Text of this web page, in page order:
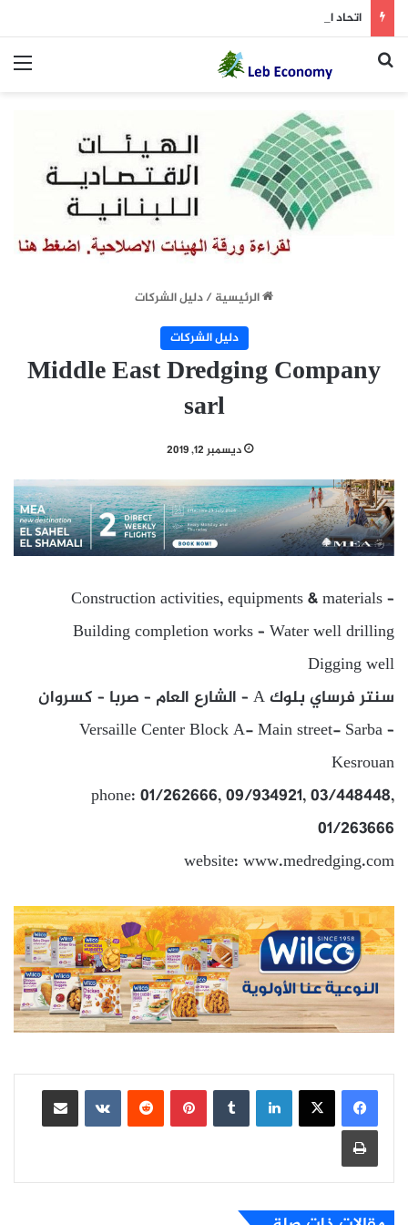
اتحاد النقل الجوي يطالب بإلغاء ضريبة 3% على السلع المستوردة
بحث عن
الرئيسية/دليل الشركات
دليل الشركات
Middle East Dredging Company
sarl
ديسمبر 12, 2019
Construction activities, equipments & materials –
Building completion works – Water well drilling
Digging well
سنتر فرساي بلوك A – الشارع العام – صربا – كسروان
Versaille Center Block A- Main street- Sarba –
Kesrouan
phone: 01/262666, 09/934921, 03/448448,
01/263666
website: www.medredging.com
لينكدإن بينتيريست
مشاركة عبر البريد
طباعة